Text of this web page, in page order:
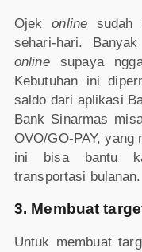
Ojekonline sudah
sehari-hari.
onlinesupaya
Kebutuhan ini
saldo dari aplikasi
Bank Sinarmas
OVO/GO-PAY, yang
ini bisa bantu
transportasi bulanan.
3. Membuat
Untuk membuat